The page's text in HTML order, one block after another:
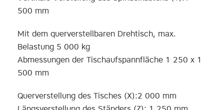
500 mm
Mit dem querverstellbaren Drehtisch, max.
Belastung 5 000 kg
Abmessungen der Tischaufspannfläche 1 250 x 1
500 mm
Querverstellung des Tisches (X):2 000 mm